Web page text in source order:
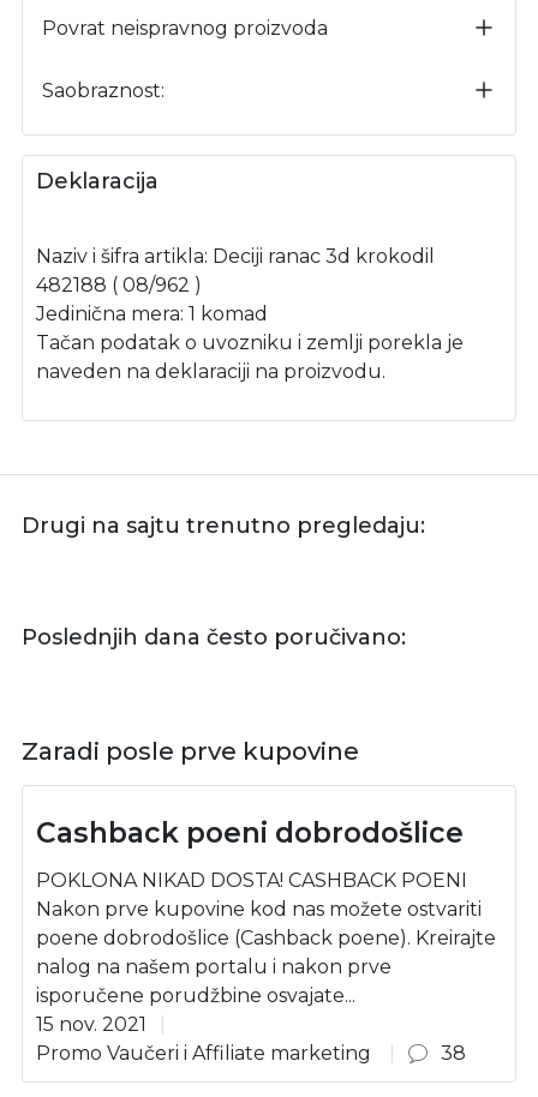
Povrat neispravnog proizvoda
Saobraznost:
Deklaracija
Naziv i šifra artikla: Deciji ranac 3d krokodil
482188 ( 08/962 )
Jedinična mera: 1 komad
Tačan podatak o uvozniku i zemlji porekla je
naveden na deklaraciji na proizvodu.
Drugi na sajtu trenutno pregledaju:
Poslednjih dana često poručivano:
Zaradi posle prve kupovine
Cashback poeni dobrodošlice
POKLONA NIKAD DOSTA! CASHBACK POENI
Nakon prve kupovine kod nas možete ostvariti
poene dobrodošlice (Cashback poene). Kreirajte
nalog na našem portalu i nakon prve
isporučene porudžbine osvajate...
15 nov. 2021
Promo Vaučeri i Affiliate marketing
38